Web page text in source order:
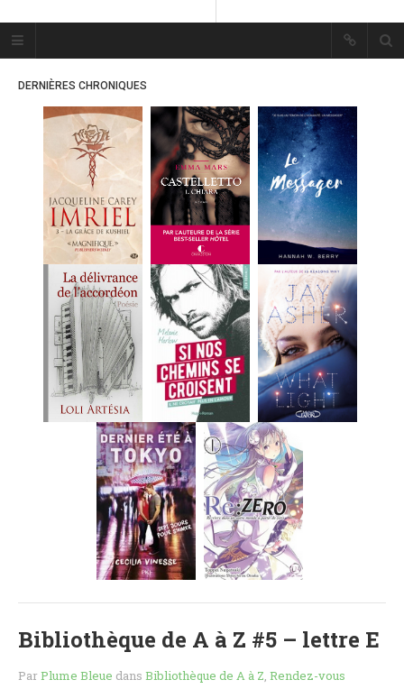
Plume Bleue
« Les mots sont les passants
« Les mots sont les passants
mystérieux de l’âme. »
ACCUEIL
LES PLUMES
MES FUTURES
LECTURES
MES CRITIQUES
MES ARTICLES
MARION
MES FUTURES
LECTURES
MES CRITIQUES
MES ARTICLES
MES FUTURES
LECTURES
MES CRITIQUES
STEVEN
LECTURES
DERNIÈRES CHRONIQUES
Bibliothèque de A à Z #5 – lettre E
ParPlume Bleue dans Bibliothèque de A à Z, Rendez-vous